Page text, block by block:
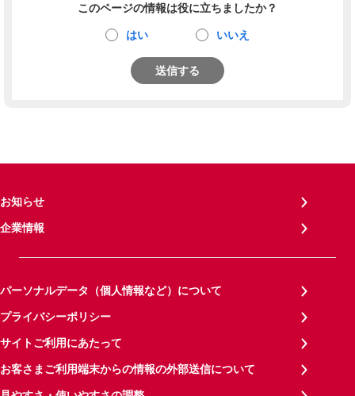
このページの情報は役に立ちましたか？
はい いいえ
送信する
お知らせ
企業情報
パーソナルデータ（個人情報など）について
プライバシーポリシー
サイトご利用にあたって
お客さまご利用端末からの情報の外部送信について